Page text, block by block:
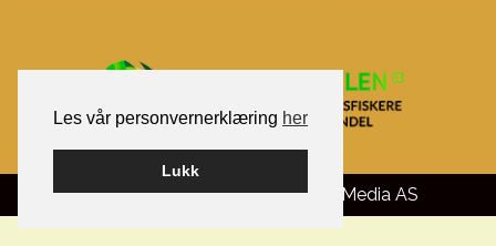
Les vår personvernerklæring her
Lukk
Bygget på WordPress avSmart Media AS